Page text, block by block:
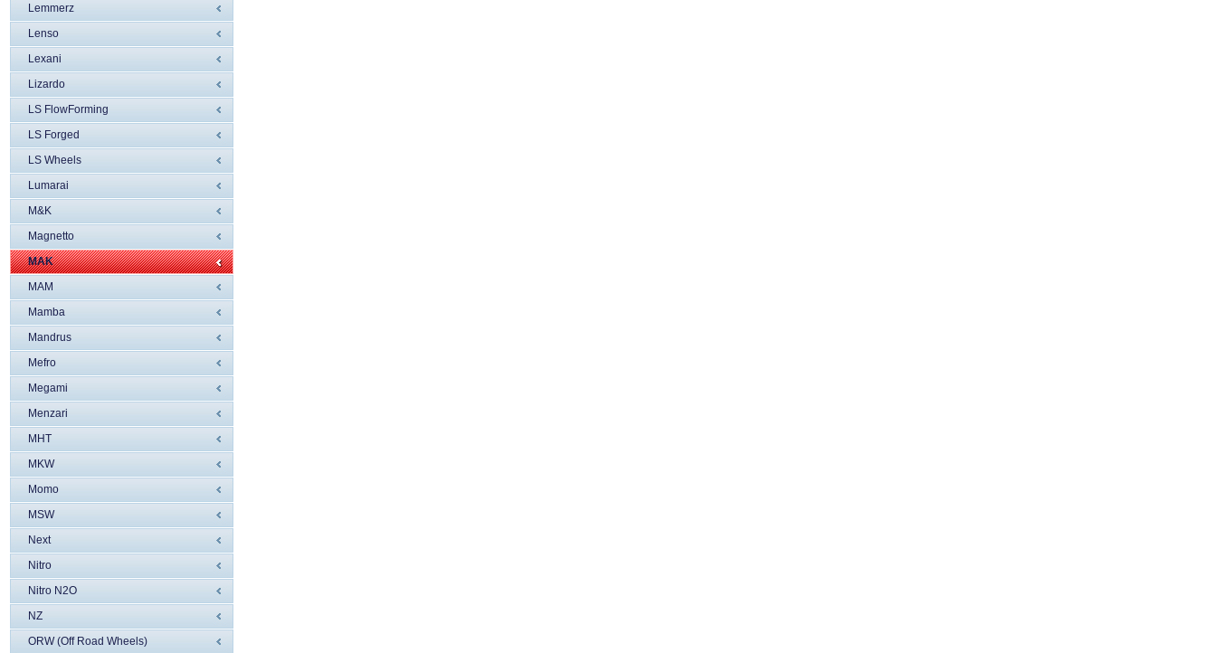
Lemmerz
Lenso
Lexani
Lizardo
LS FlowForming
LS Forged
LS Wheels
Lumarai
M&K
Magnetto
MAK
MAM
Mamba
Mandrus
Mefro
Megami
Menzari
MHT
MKW
Momo
MSW
Next
Nitro
Nitro N2O
NZ
ORW (Off Road Wheels)